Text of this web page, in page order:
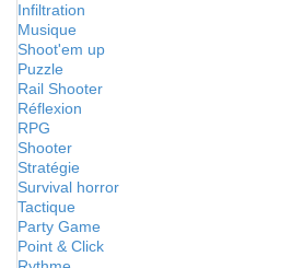
Infiltration
Musique
Shoot'em up
Puzzle
Rail Shooter
Réflexion
RPG
Shooter
Stratégie
Survival horror
Tactique
Party Game
Point & Click